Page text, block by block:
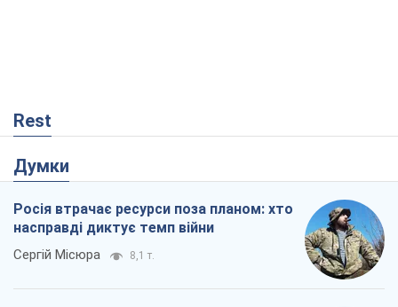
Rest
Думки
Росія втрачає ресурси поза планом: хто
насправді диктує темп війни
Сергій Місюра 8,1 т.